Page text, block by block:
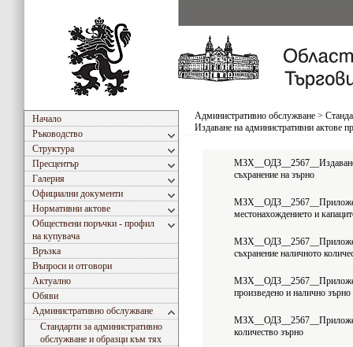
Начало
Ръководство
Структура
Пресцентър
Галерия
Официални документи
Нормативни актове
Обществени поръчки - профил
на купувача
Връзка
Въпроси и отговори
Актуално
Обяви
Административно обслужване
Стандарти за административно
обслужване и образци към тях
Административно обслужване >
Издаване на административни актове
МЗХ__ОДЗ__2567__Издаване
съхранение на зърно
местонахождението и
съхранение наличното
произведено и налично зърно
количество зърно